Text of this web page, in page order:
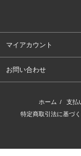
マイアカウント
お問い合わせ
ホーム / 支払
特定商取引法に基づ